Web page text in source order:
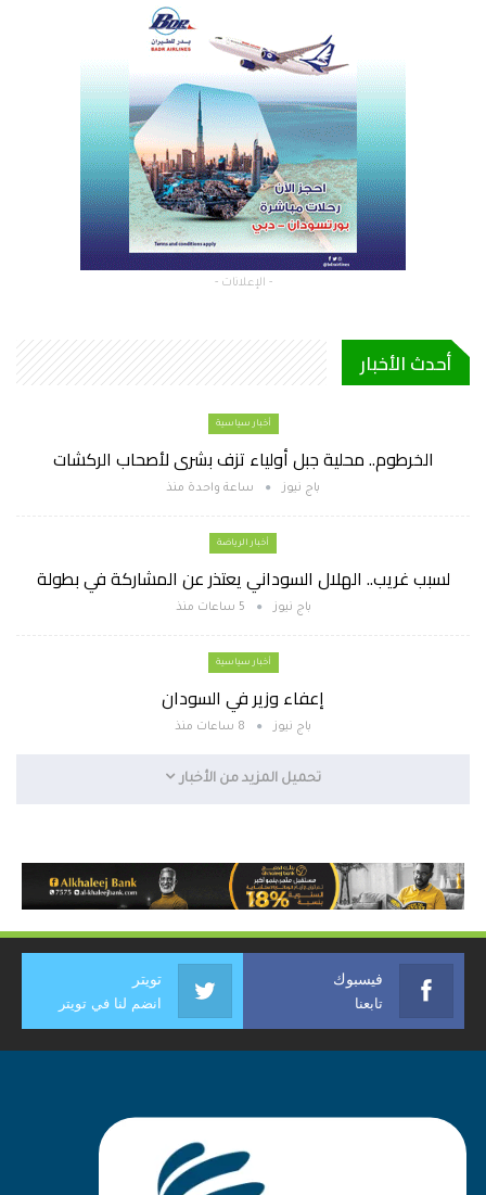
- الإعلانات -
أحدث الأخبار
أخبار سياسية
الخرطوم.. محلية جبل أولياء تزف بشرى لأصحاب الركشات
باج نيوز ساعة واحدة منذ
أخبار الرياضة
لسبب غريب.. الهلال السوداني يعتذر عن المشاركة في بطولة
باج نيوز 5 ساعات منذ
أخبار سياسية
إعفاء وزير في السودان
باج نيوز 8 ساعات منذ
تحميل المزيد من الأخبار
فيسبوك
تابعنا
تويتر
انضم لنا في تويتر